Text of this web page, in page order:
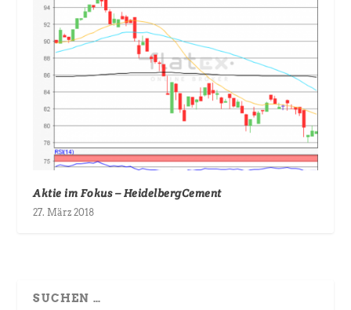
Aktie im Fokus – HeidelbergCement
27. März 2018